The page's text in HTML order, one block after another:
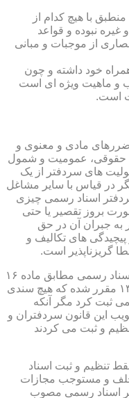
با هیچ کدام از
نبوده و قواعد
از موجبات و مبانی
خود داشته و چون
و ماهیت ویژه ای است
است.
مادی و معنوی و
حقوقی، عمومیت و شمول
های سردفتر از یک
در قیاس با سایر مشاغل
اسناد رسمی چیزی
بروز تقصیر یا حتی
جبران آن در حق
های تکالیف و
گریزناپذیر است.
مبحث سوم): موانع موجود برای تنظیم اسناد رسمی مطابق ماده ۱۶
آیین نامه دفاتر اسناد رسمی مصوب ۱۳۱۷ مقرر شده که هیچ سندی
ثبت کرد مگر آنکه
این قانون سردفتران و
و ثبت می کردند
فقط تنظیم و ثبت اسناد
و مستوجب مجازات
آیین نامه دفاتر اسناد رسمی مصوب